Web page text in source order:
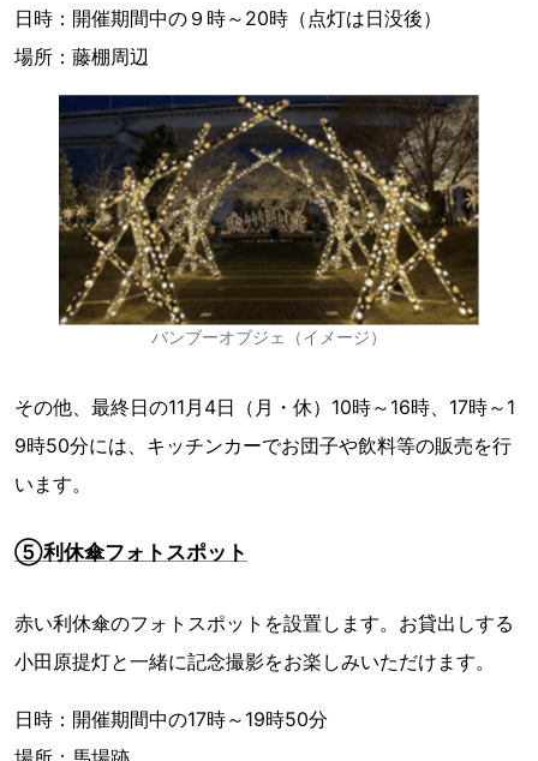
日時：開催期間中の９時～20時（点灯は日没後）
場所：藤棚周辺
バンブーオブジェ（イメージ）
その他、最終日の11月4日（月・休）10時～16時、17時～1
9時50分には、キッチンカーでお団子や飲料等の販売を行
います。
⑤利休傘フォトスポット
赤い利休傘のフォトスポットを設置します。お貸出しする
小田原提灯と一緒に記念撮影をお楽しみいただけます。
日時：開催期間中の17時～19時50分